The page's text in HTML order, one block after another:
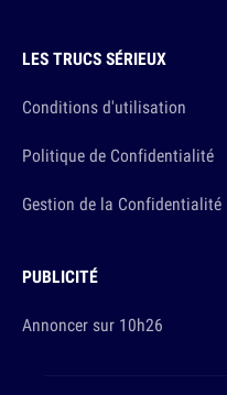
LES TRUCS SÉRIEUX
Conditions d'utilisation
Politique de Confidentialité
Gestion de la Confidentialité
PUBLICITÉ
Annoncer sur 10h26